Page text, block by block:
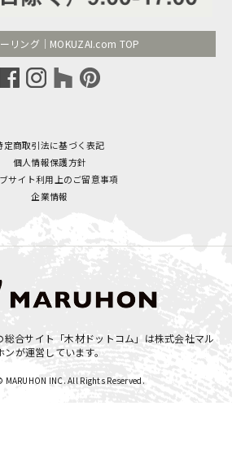
リング｜MOKUZAI.com TOP
定商取引法に基づく表記
個人情報保護方針
サイト利用上のご留意事項
企業情報
合サイト「木材ドットコム」は株式会社マル
ンが運営しています。
INC. All Rights Reserved.